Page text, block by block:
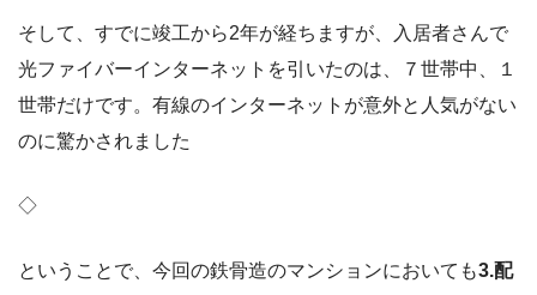
そして、すでに竣工から2年が経ちますが、入居者さんで
光ファイバーインターネットを引いたのは、７世帯中、１
世帯だけです。有線のインターネットが意外と人気がない
のに驚かされました
◇
ということで、今回の鉄骨造のマンションにおいても3.配